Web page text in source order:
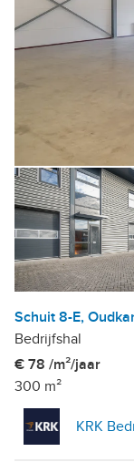
Schuit 8-E,
Bedrijfshal
€ 78 /m²/jaar
300 m²
KRK